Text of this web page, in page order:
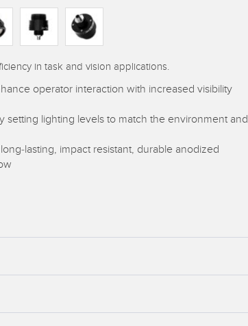
in task and vision applications.
operator interaction with increased visibility
setting lighting levels to match the environment and
lasting, impact resistant, durable anodized